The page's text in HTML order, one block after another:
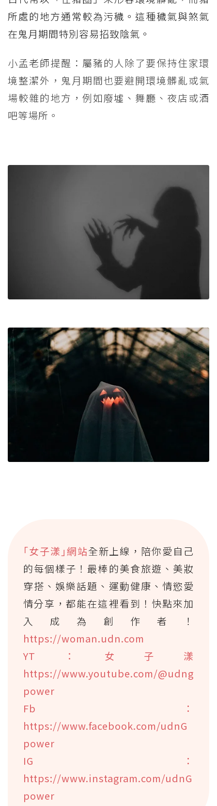
所處的地方通常較為污穢。這種穢氣與煞氣
在鬼月期間特別容易招致陰氣。
小孟老師提醒：屬豬的人除了要保持住家環
境整潔外，鬼月期間也要避開環境髒亂或氣
場較雜的地方，例如廢墟、舞廳、夜店或酒
吧等場所。
｢女子漾｣網站全新上線，陪你愛自己
的每個樣子！最棒的美食旅遊、美妝
穿搭、娛樂話題、運動健康、情慾愛
情分享，都能在這裡看到！快點來加
入成為創作者！
https://woman.udn.com
YT：女子漾
https://www.youtube.com/@udng
power
Fb：
https://www.facebook.com/udnG
power
IG：
https://www.instagram.com/udnG
power